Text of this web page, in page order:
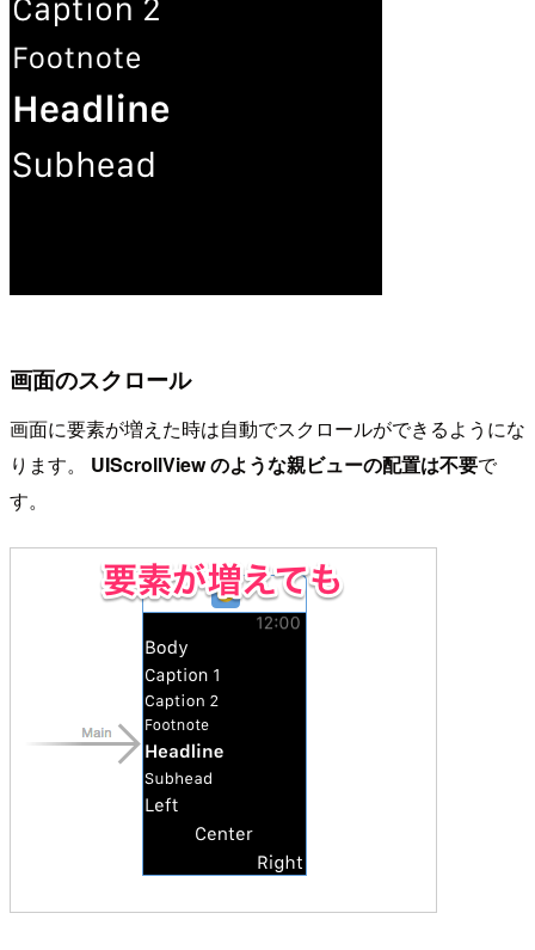
画面のスクロール
画面に要素が増えた時は自動でスクロールができるようにな
ります。 UIScrollView のような親ビューの配置は不要で
す。